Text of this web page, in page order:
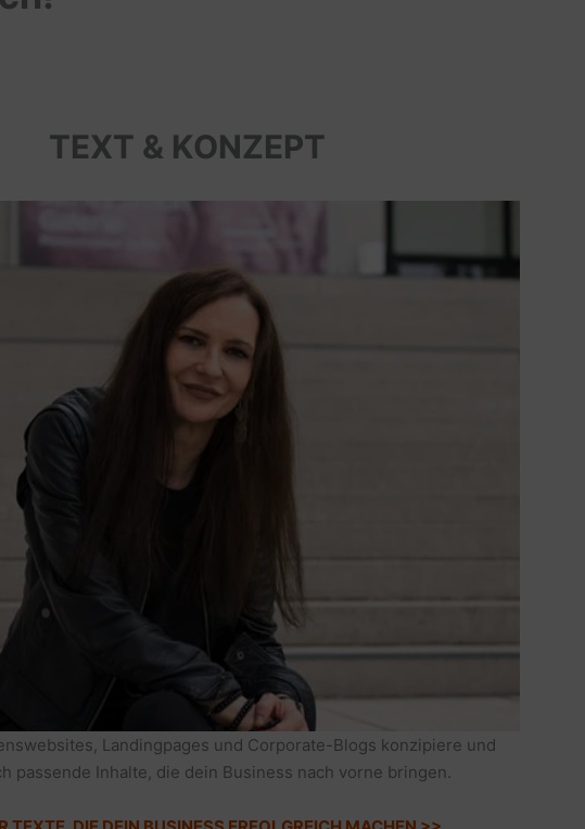
TEXT & KONZEPT
Landingpages und Corporate-Blogs konzipiere und
passende Inhalte, die dein Business nach vorne bringen.